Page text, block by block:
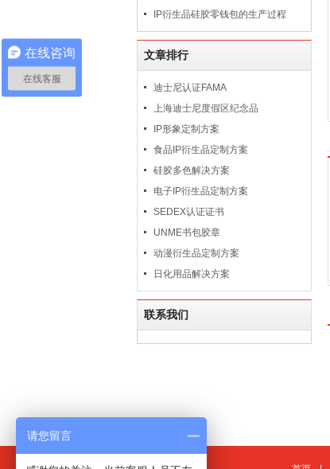
IP衍生品硅胶零钱包的生产过程
文章排行
迪士尼认证FAMA
上海迪士尼度假区纪念品
IP形象定制方案
食品IP衍生品定制方案
硅胶多色解决方案
电子IP衍生品定制方案
SEDEX认证证书
UNME书包胶章
动漫衍生品定制方案
日化用品解决方案
联系我们
在线咨询
在线客服
请您留言